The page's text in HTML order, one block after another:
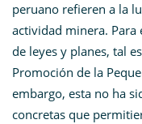
peruano refieren a la
actividad minera. Para
de leyes y planes, tal
Promoción de la
embargo, esta no ha
concretas que